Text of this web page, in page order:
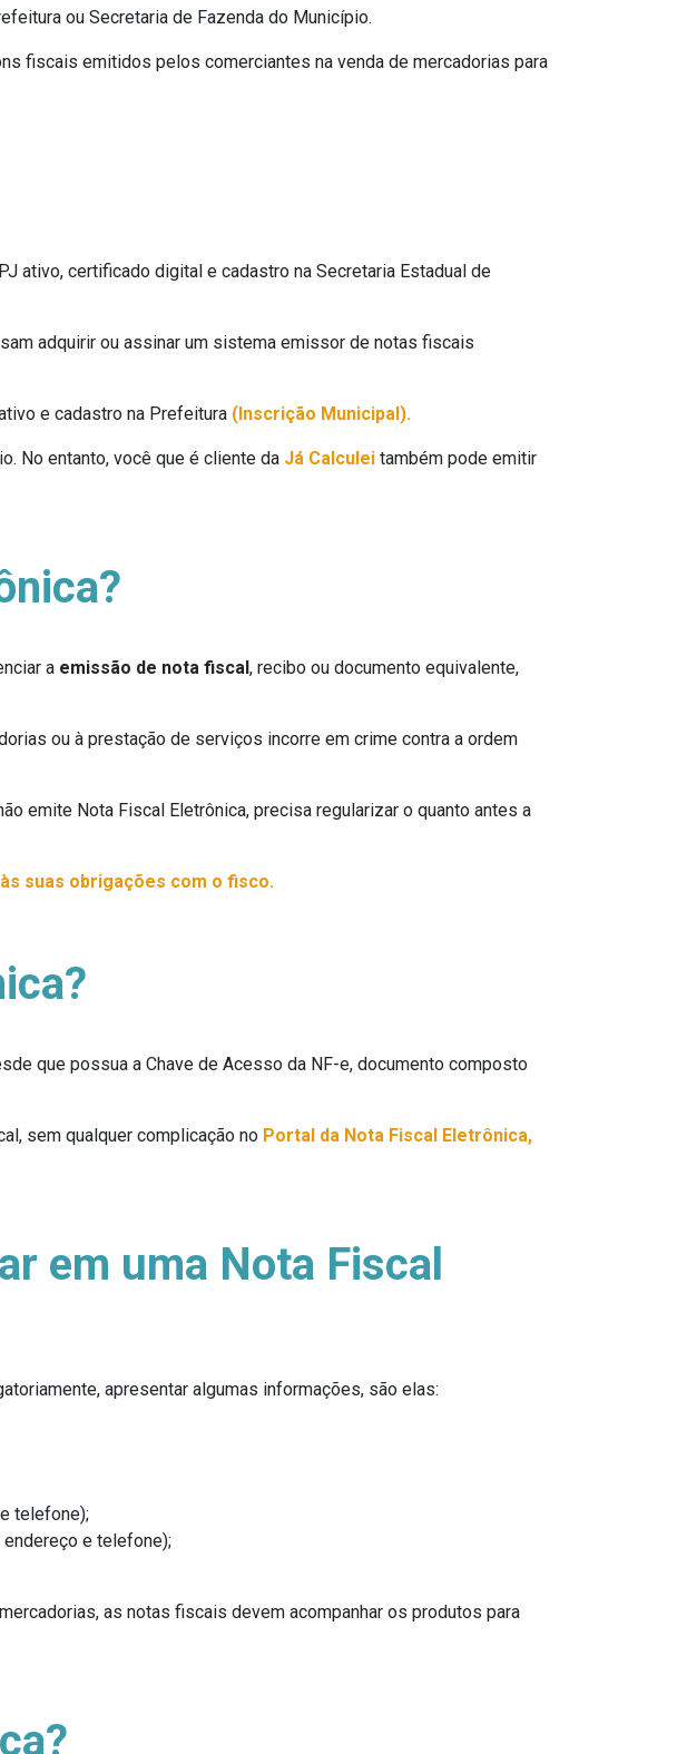
ou Secretaria de Fazenda do Município.
fiscais emitidos pelos comerciantes na venda de mercadorias para
ativo, certificado digital e cadastro na Secretaria Estadual de
adquirir ou assinar um sistema emissor de notas fiscais
e cadastro na Prefeitura (Inscrição Municipal).
No entanto, você que é cliente da Já Calculei também pode emitir
a emissão de nota fiscal, recibo ou documento equivalente,
ou à prestação de serviços incorre em crime contra a ordem
emite Nota Fiscal Eletrônica, precisa regularizar o quanto antes a
suas obrigações com o fisco.
que possua a Chave de Acesso da NF-e, documento composto
sem qualquer complicação no Portal da Nota Fiscal Eletrônica,
em uma Nota Fiscal
apresentar algumas informações, são elas:
telefone);
endereço e telefone);
as notas fiscais devem acompanhar os produtos para